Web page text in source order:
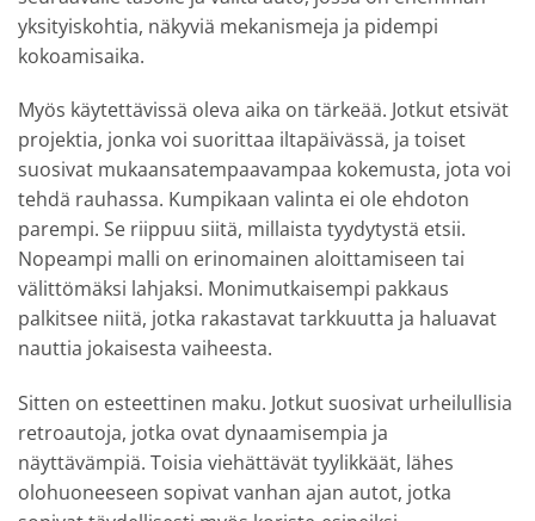
yksityiskohtia, näkyviä mekanismeja ja pidempi
kokoamisaika.
Myös käytettävissä oleva aika on tärkeää. Jotkut etsivät
projektia, jonka voi suorittaa iltapäivässä, ja toiset
suosivat mukaansatempaavampaa kokemusta, jota voi
tehdä rauhassa. Kumpikaan valinta ei ole ehdoton
parempi. Se riippuu siitä, millaista tyydytystä etsii.
Nopeampi malli on erinomainen aloittamiseen tai
välittömäksi lahjaksi. Monimutkaisempi pakkaus
palkitsee niitä, jotka rakastavat tarkkuutta ja haluavat
nauttia jokaisesta vaiheesta.
Sitten on esteettinen maku. Jotkut suosivat urheilullisia
retroautoja, jotka ovat dynaamisempia ja
näyttävämpiä. Toisia viehättävät tyylikkäät, lähes
olohuoneeseen sopivat vanhan ajan autot, jotka